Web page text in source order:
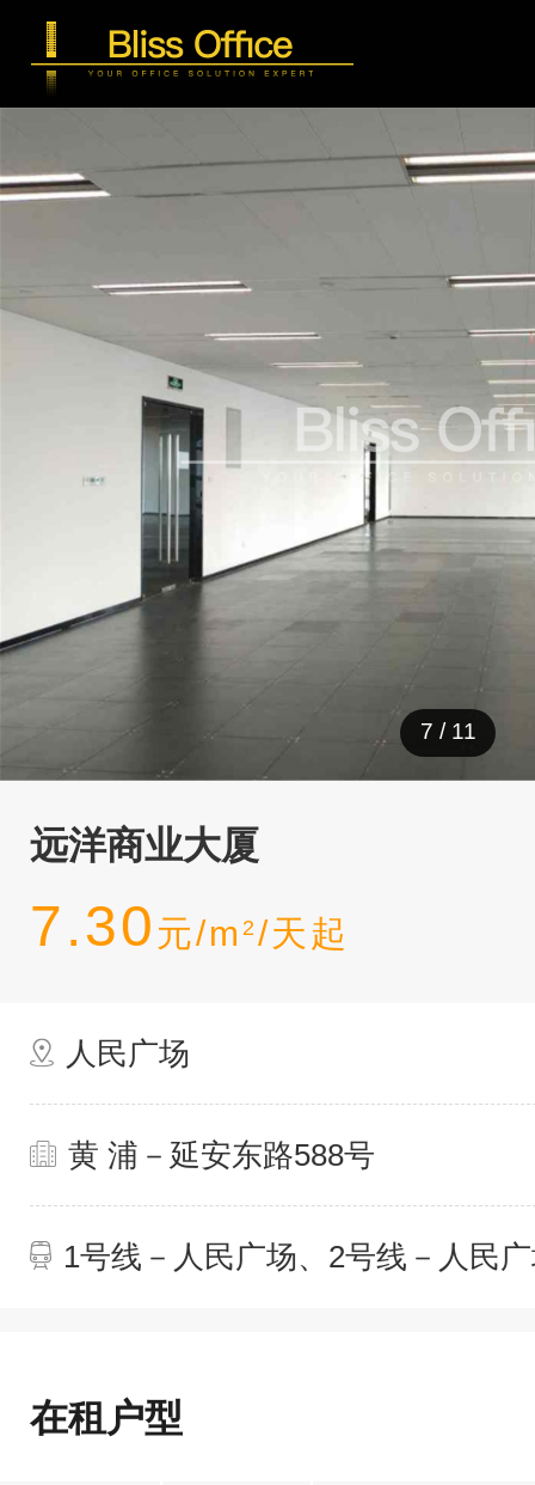
7 / 11
远洋商业大厦
7.30 元/m 2 /天起
人民广场
黄 浦－延安东路588号
1号线－人民广场、2号线－人民
在租户型